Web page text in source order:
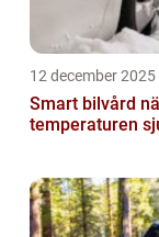
12 december 2025
Smart bilvård
temperaturen